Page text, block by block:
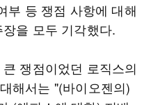
부 등 쟁점 사항에 대해
을 모두 기각했다.
쟁점이었던 로직스의
해서는 "(바이오젠의)